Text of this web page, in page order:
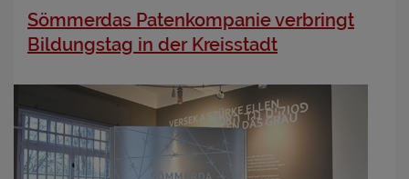
Sömmerdas Patenkompanie verbringt
Bildungstag in der Kreisstadt